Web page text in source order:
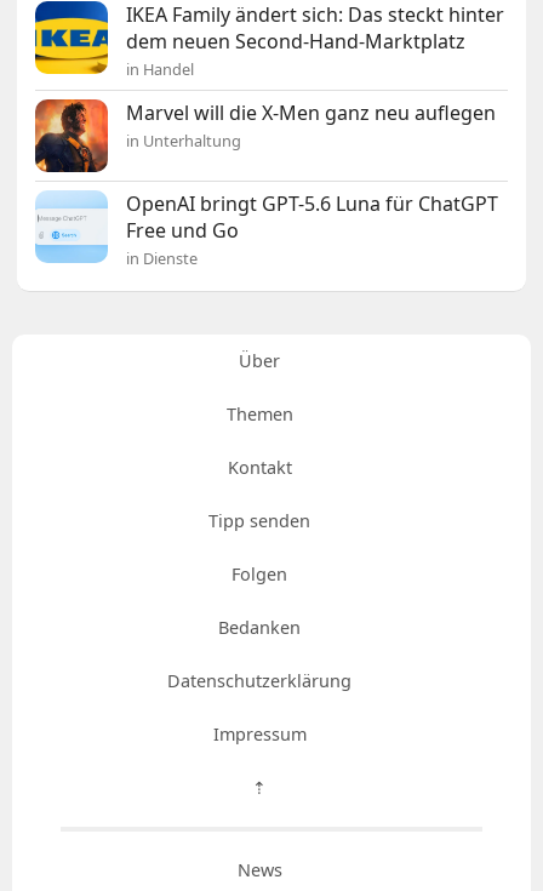
IKEA Family ändert sich: Das steckt hinter
dem neuen Second-Hand-Marktplatz
in Handel
Marvel will die X-Men ganz neu auflegen
in Unterhaltung
OpenAI bringt GPT-5.6 Luna für ChatGPT
Free und Go
in Dienste
Über
Themen
Kontakt
Tipp senden
Folgen
Bedanken
Datenschutzerklärung
Impressum
⇡
News